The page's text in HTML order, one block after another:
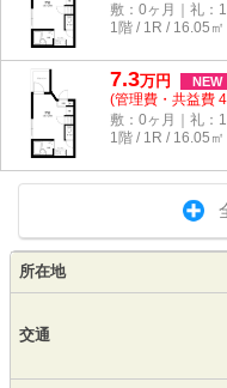
敷：0ヶ月｜礼：
1階 / 1R / 16.05㎡
7.3万円 NEW
(管理費・共益費
敷：0ヶ月｜礼：
1階 / 1R / 16.05㎡
所在地
交通